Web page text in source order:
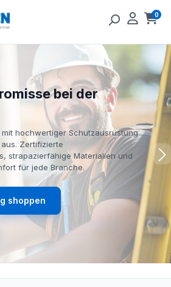
0
bei der
mit hochwertiger Schutzausrüstung
Zertifizierte
strapazierfähige Materialien und
für jede Branche.
shoppen
|